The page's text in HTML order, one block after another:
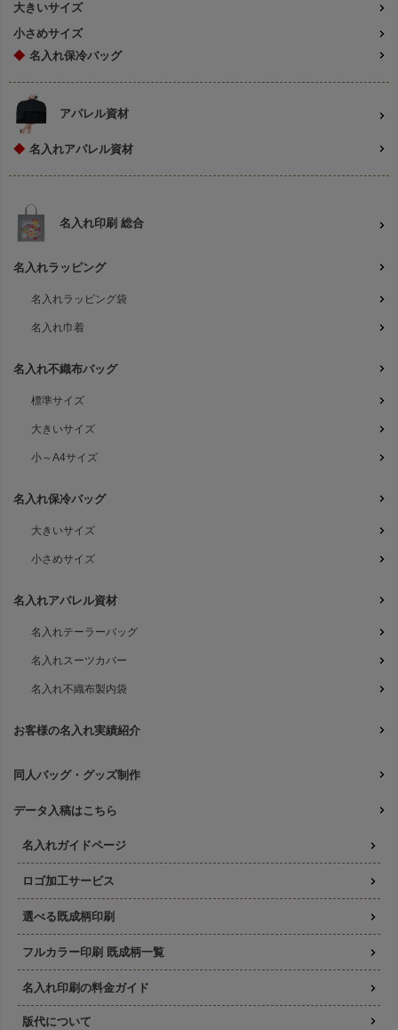
大きいサイズ
小さめサイズ
◆ 名入れ保冷バッグ
アパレル資材
◆ 名入れアパレル資材
名入れ印刷 総合
名入れラッピング
名入れラッピング袋
名入れ巾着
名入れ不織布バッグ
標準サイズ
大きいサイズ
小～A4サイズ
名入れ保冷バッグ
大きいサイズ
小さめサイズ
名入れアパレル資材
名入れテーラーバッグ
名入れスーツカバー
名入れ不織布製内袋
お客様の名入れ実績紹介
同人バッグ・グッズ制作
データ入稿はこちら
名入れガイドページ
ロゴ加工サービス
選べる既成柄印刷
フルカラー印刷 既成柄一覧
名入れ印刷の料金ガイド
版代について